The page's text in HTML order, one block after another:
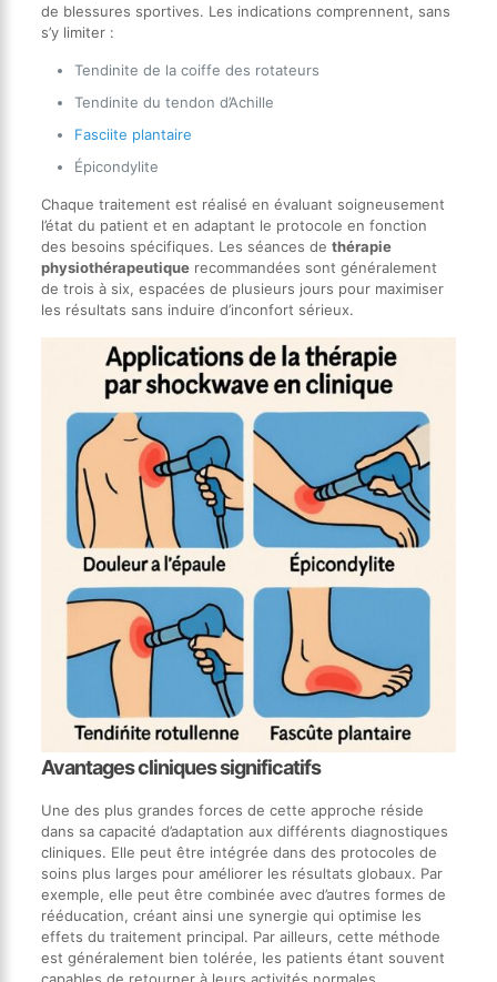
de blessures sportives. Les indications comprennent, sans
s’y limiter :
Tendinite de la coiffe des rotateurs
Tendinite du tendon d’Achille
Fasciite plantaire
Épicondylite
Chaque traitement est réalisé en évaluant soigneusement
l’état du patient et en adaptant le protocole en fonction
des besoins spécifiques. Les séances de thérapie
physiothérapeutiquerecommandées sont généralement
de trois à six, espacées de plusieurs jours pour maximiser
les résultats sans induire d’inconfort sérieux.
Avantages cliniques significatifs
Une des plus grandes forces de cette approche réside
dans sa capacité d’adaptation aux différents diagnostiques
cliniques. Elle peut être intégrée dans des protocoles de
soins plus larges pour améliorer les résultats globaux. Par
exemple, elle peut être combinée avec d’autres formes de
rééducation, créant ainsi une synergie qui optimise les
effets du traitement principal. Par ailleurs, cette méthode
est généralement bien tolérée, les patients étant souvent